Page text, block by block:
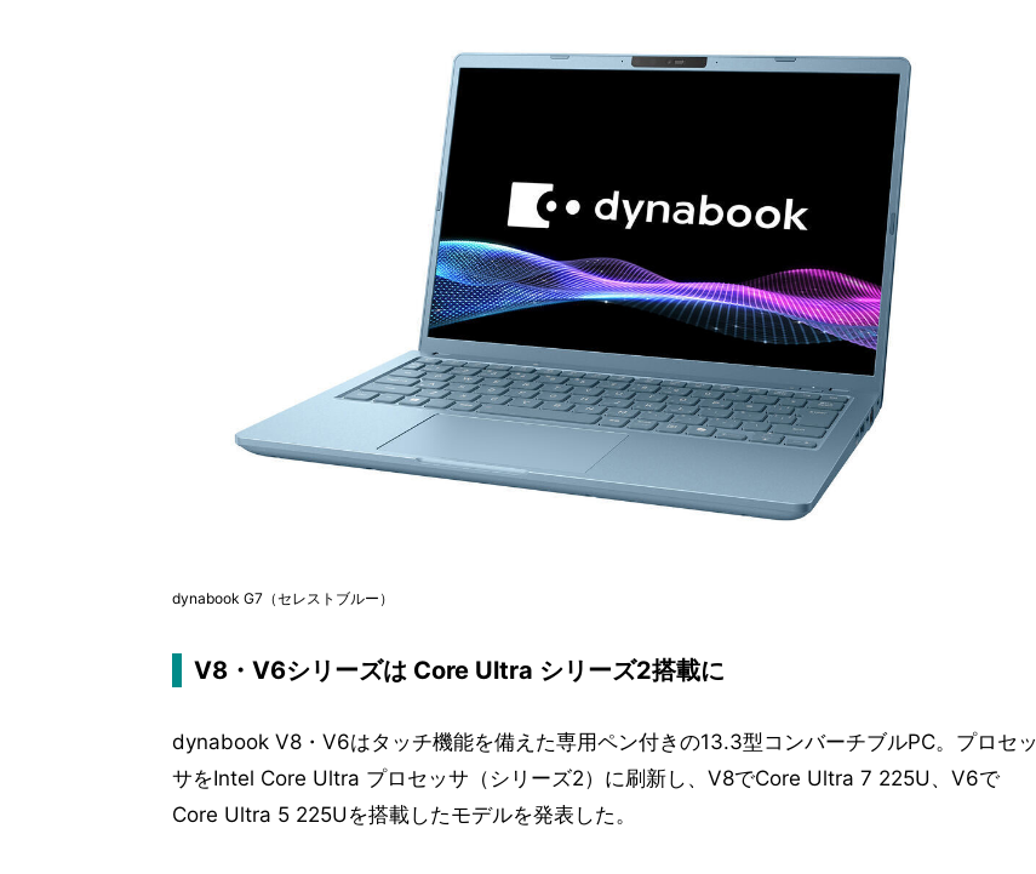
dynabook G7（セレストブルー）
V8・V6シリーズは Core Ultra シリーズ2搭載に
dynabook V8・V6はタッチ機能を備えた専用ペン付きの13.3型コンバーチブルPC。プロセッ
サをIntel Core Ultra プロセッサ（シリーズ2）に刷新し、V8でCore Ultra 7 225U、V6で
Core Ultra 5 225Uを搭載したモデルを発表した。